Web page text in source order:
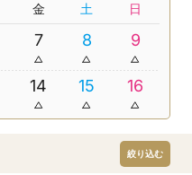
金 土 日
7 8 9
14 15 16
絞り込む